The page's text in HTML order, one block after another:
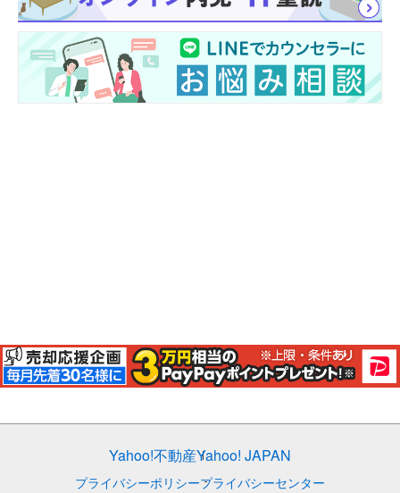
Yahoo!不動産Yahoo! JAPAN
プライバシーポリシープライバシーセンター